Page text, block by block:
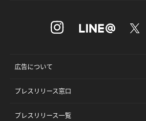
広告について
プレスリリース窓口
プレスリリース一覧